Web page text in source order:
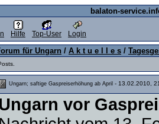
balaton-
Hilfe Top-User Login
für Ungarn / A k t u e l l e s /
Ungarn; saftige Gaspreiserhöhung ab April - 13.02.2010,
vor